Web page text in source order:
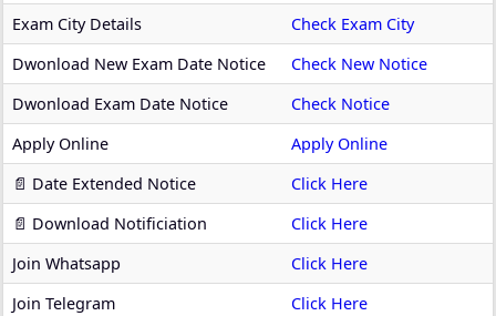
Exam City Details
Check Exam City
Dwonload New Exam Date Notice
Check New Notice
Dwonload Exam Date Notice
Check Notice
Apply Online
Apply Online
📄 Date Extended Notice
Click Here
📄 Download Notificiation
Click Here
Join Whatsapp
Click Here
Join Telegram
Click Here